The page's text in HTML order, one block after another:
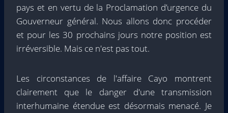
pays et en vertu de la Proclamation d’urgence du
Gouverneur général. Nous allons donc procéder
et pour les 30 prochains jours notre position est
irréversible. Mais ce n'est pas tout.
Les circonstances de l'affaire Cayo montrent
clairement que le danger d'une transmission
interhumaine étendue est désormais menacé. Je